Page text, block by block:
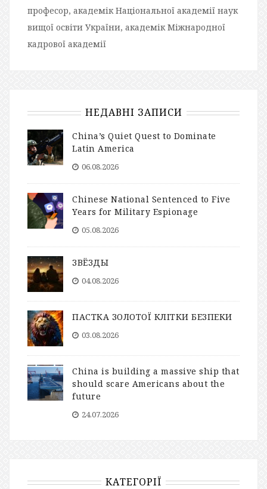
професор, академік Національної академії наук
вищої освіти України, академік Міжнародної
кадрової академії
НЕДАВНІ ЗАПИСИ
China’s Quiet Quest to Dominate
Latin America
06.08.2026
Chinese National Sentenced to Five
Years for Military Espionage
05.08.2026
ЗВЁЗДЫ
04.08.2026
ПАСТКА ЗОЛОТОЇ КЛІТКИ БЕЗПЕКИ
03.08.2026
China is building a massive ship that
should scare Americans about the
future
24.07.2026
КАТЕГОРІЇ